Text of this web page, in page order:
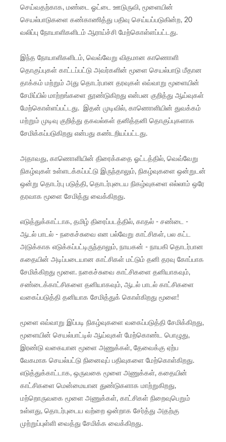
செய்வதற்காக, மண்டை ஓட்டை ஊடுருவி, மூளையின்
செயல்பாடுகளை கண்காணித்து பதிவு செய்யப்படுகின்ற, 20
வலிப்பு நோயாளிகளிடம் ஆராய்ச்சி மேற்கொள்ளப்பட்டது.
இந்த நோயாளிகளிடம், வெவ்வேறு விதமான காணொளி
தொகுப்புகள் காட்டப்பட்டு அவர்களின் மூளை செயல்பாடு மீதான
தாக்கம் மற்றும் அது தொடர்பான தரவுகள் எவ்வாறு மூளையின்
சேமிப்பில் மாற்றங்களை தூண்டுகிறது என்பன குறித்து ஆய்வுகள்
மேற்கொள்ளப்பட்டது. இதன் முடிவில், காணொளியின் துவக்கம்
மற்றும் முடிவு குறித்து தகவல்கள் தனித்தனி தொகுப்புகளாக
சேமிக்கப்படுகிறது என்பது கண்டறியப்பட்டது.
அதாவது, காணொளியின் திரைக்கதை ஓட்டத்தில், வெவ்வேறு
நிகழ்வுகள் உள்ளடக்கப்பட்டு இருந்தாலும், நிகழ்வுகளை ஒன்றுடன்
ஒன்று தொடர்பு படுத்தி, தொடர்புடைய நிகழ்வுகளை எல்லாம் ஒரே
தரவாக மூளை சேமித்து வைக்கிறது.
எடுத்துக்காட்டாக, தமிழ் திரைப்படத்தில், காதல் - சண்டை -
ஆடல் பாடல் - நகைச்சுவை என பல்வேறு காட்சிகள், பல கட்ட
அடுக்காக எடுக்கப்பட்டிருந்தாலும், நாயகன் - நாயகி தொடர்பான
கதையின் அடிப்படையான காட்சிகள் மட்டும் தனி தரவு கோப்பாக
சேமிக்கிறது மூளை. நகைச்சுவை காட்சிகளை தனியாகவும்,
சண்டைக்காட்சிகளை தனியாகவும், ஆடல் பாடல் காட்சிகளை
வகைப்படுத்தி தனியாக சேமித்துக் கொள்கிறது மூளை!
மூளை எவ்வாறு இப்படி நிகழ்வுகளை வகைப்படுத்தி சேமிக்கிறது,
மூளையின் செயல்பாட்டில் ஆய்வுகள் மேற்கொண்ட பொழுது,
இரண்டு வகையான மூளை அணுக்கள், தேவைக்கு ஏற்ப
வேகமாக செயல்பட்டு நினைவுப் பதிவுகளை மேற்கொள்கிறது.
எடுத்துக்காட்டாக, ஒருவகை மூளை அணுக்கள், கதையின்
காட்சிகளை மென்மையான துண்டுகளாக மாற்றுகிறது,
மற்றொருவகை மூளை அணுக்கள், காட்சிகள் நிறைவுபெறும்
உள்ளது, தொடர்புடைய வற்றை ஒன்றாக சேர்த்து அதற்கு
முற்றுப்புள்ளி வைத்து சேமிக்க வைக்கிறது.